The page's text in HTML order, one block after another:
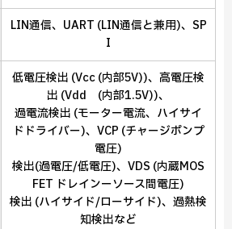
LIN通信、UART (LIN通信と兼用)、SP
I
低電圧検出 (Vcc (内部5V))、高電圧検
出 (Vdd (内部1.5V))、
過電流検出 (モーター電流、ハイサイ
ドドライバー)、VCP (チャージポンプ
電圧)
検出(過電圧/低電圧)、VDS (内蔵MOS
FET ドレインーソース間電圧)
検出 (ハイサイド/ローサイド)、過熱検
知検出など